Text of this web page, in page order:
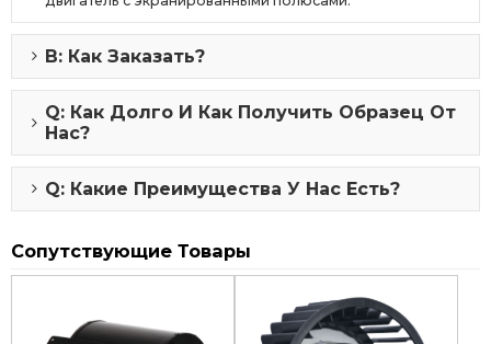
В: Как Заказать?
Q: Как Долго И Как Получить Образец От
Нас?
Q: Какие Преимущества У Нас Есть?
Сопутствующие Товары